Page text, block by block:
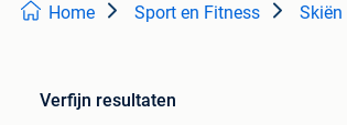
Home Sport en Fitness
Verfijn resultaten